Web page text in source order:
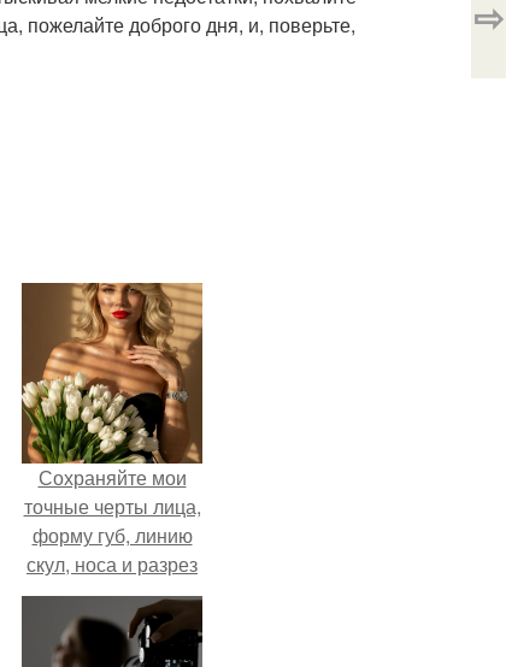
пожелайте доброго дня, и, поверьте,
⇨
Сохраняйте мои
точные черты лица,
форму губ, линию
скул, носа и разрез
глаз.